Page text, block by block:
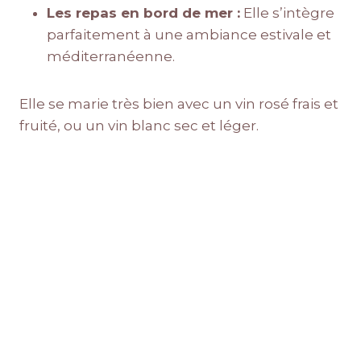
Les repas en bord de mer : Elle s’intègre
parfaitement à une ambiance estivale et
méditerranéenne.
Elle se marie très bien avec un vin rosé frais et
fruité, ou un vin blanc sec et léger.